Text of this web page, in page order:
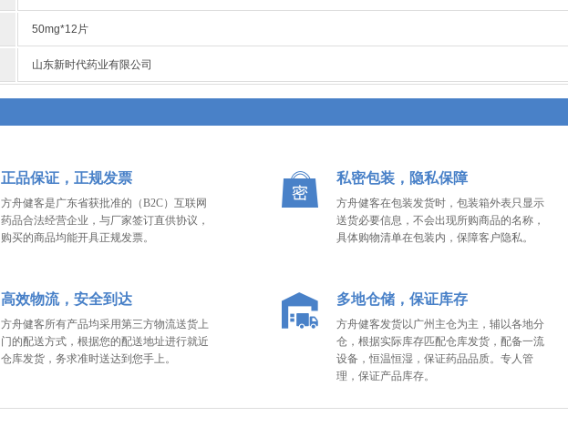
50mg*12片
山东新时代药业有限公司
正品保证，正规发票
方舟健客是广东省获批准的（B2C）互联网
药品合法经营企业，与厂家签订直供协议，
购买的商品均能开具正规发票。
私密包装，隐私保障
方舟健客在包装发货时，包装箱外表只显示
送货必要信息，不会出现所购商品的名称，
具体购物清单在包装内，保障客户隐私。
高效物流，安全到达
方舟健客所有产品均采用第三方物流送货上
门的配送方式，根据您的配送地址进行就近
仓库发货，务求准时送达到您手上。
多地仓储，保证库存
方舟健客发货以广州主仓为主，辅以各地分
仓，根据实际库存匹配仓库发货，配备一流
设备，恒温恒湿，保证药品品质。专人管
理，保证产品库存。